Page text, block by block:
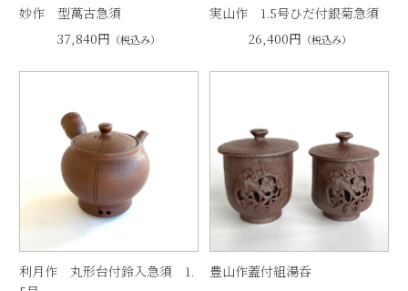
妙作 型萬古急須
37,840円 （税込み）
実山作 1.5号ひだ付銀菊急須
26,400円 （税込み）
利月作 丸形台付鈴入急須 1.
豊山作蓋付組湯呑